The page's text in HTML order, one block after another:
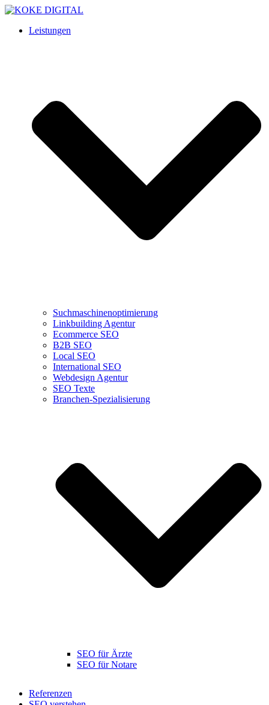
Leistungen
Suchmaschinenoptimierung
Linkbuilding Agentur
Ecommerce SEO
B2B SEO
Local SEO
International SEO
Webdesign Agentur
SEO Texte
Branchen-Spezialisierung
SEO für Ärzte
SEO für Notare
Referenzen